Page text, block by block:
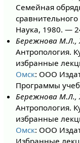
Семейная
Наука, 1980. —
Бережнова М.Л.,
Антропология.
избранные
Омск: ООО
Программы
Бережнова М.Л.,
Антропология.
избранные
Омск: ООО
Избранные